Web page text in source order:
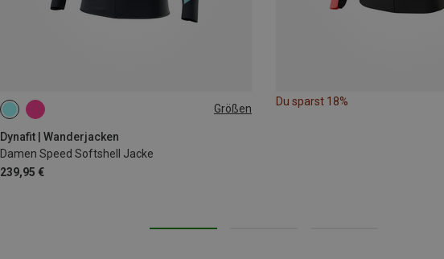
Größen
Dynafit | Wanderjacken
Damen Speed Softshell Jacke
239,95 €
XS
Du sparst 18%